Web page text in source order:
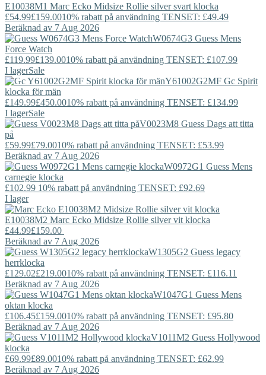
E10038M1 Marc Ecko Midsize Rollie silver svart klocka
£54.99£159.0010% rabatt på användning TENSET: £49.49
Beräknad av 7 Aug 2026
W0674G3 Guess Mens
Force Watch
£119.99£139.0010% rabatt på användning TENSET: £107.99
I lagerSale
Y61002G2MF Gc Spirit
klocka för män
£149.99£450.0010% rabatt på användning TENSET: £134.99
I lagerSale
V0023M8 Guess Dags att titta
på
£59.99£79.0010% rabatt på användning TENSET: £53.99
Beräknad av 7 Aug 2026
W0972G1 Guess Mens
carnegie klocka
£102.99 10% rabatt på användning TENSET: £92.69
I lager
E10038M2 Marc Ecko Midsize Rollie silver vit klocka
£44.99£159.00
Beräknad av 7 Aug 2026
W1305G2 Guess legacy
herrklocka
£129.02£219.0010% rabatt på användning TENSET: £116.11
Beräknad av 7 Aug 2026
W1047G1 Guess Mens
oktan klocka
£106.45£159.0010% rabatt på användning TENSET: £95.80
Beräknad av 7 Aug 2026
V1011M2 Guess Hollywood
klocka
£69.99£89.0010% rabatt på användning TENSET: £62.99
Beräknad av 7 Aug 2026